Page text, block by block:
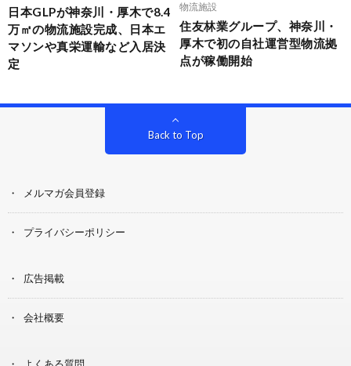
日本GLPが神奈川・厚木で8.4
万㎡の物流施設完成、日本エ
マソンや真栄運輸など入居決
定
物流施設
住友林業グループ、神奈川・
厚木で初の自社運営型物流拠
点が稼働開始
Back to Top
メルマガ会員登録
プライバシーポリシー
広告掲載
会社概要
よくある質問